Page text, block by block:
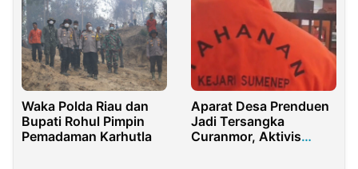
Waka Polda Riau dan
Bupati Rohul Pimpin
Pemadaman Karhutla
Aparat Desa Prenduen
Jadi Tersangka
Curanmor, Aktivis